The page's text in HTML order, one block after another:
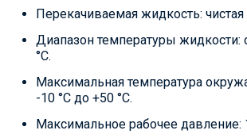
Перекачиваемая жидкость:
Диапазон температуры жидкости:
°C.
Максимальная температура
-10 °C до +50 °C.
Максимальное рабочее давление: